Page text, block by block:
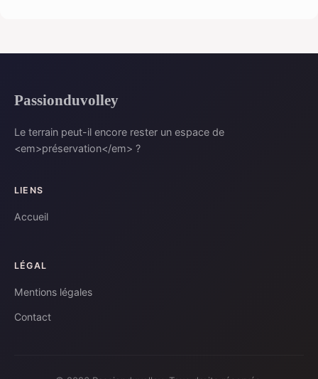
Passionduvolley
Le terrain peut-il encore rester un espace de
<em>préservation</em> ?
LIENS
Accueil
LÉGAL
Mentions légales
Contact